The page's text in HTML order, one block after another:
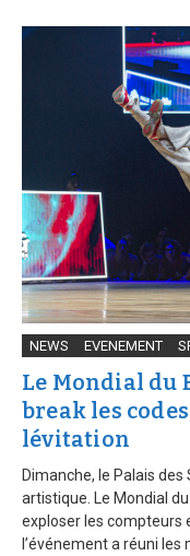
NEWS EVENEMENT
Le Mondial du
break les
lévitation
Dimanche, le Palais
artistique. Le Mondial
exploser les compteurs
l’événement a réuni les